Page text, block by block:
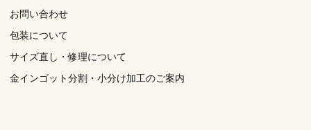
お問い合わせ
包装について
サイズ直し・修理について
金インゴット分割・小分け加工のご案内